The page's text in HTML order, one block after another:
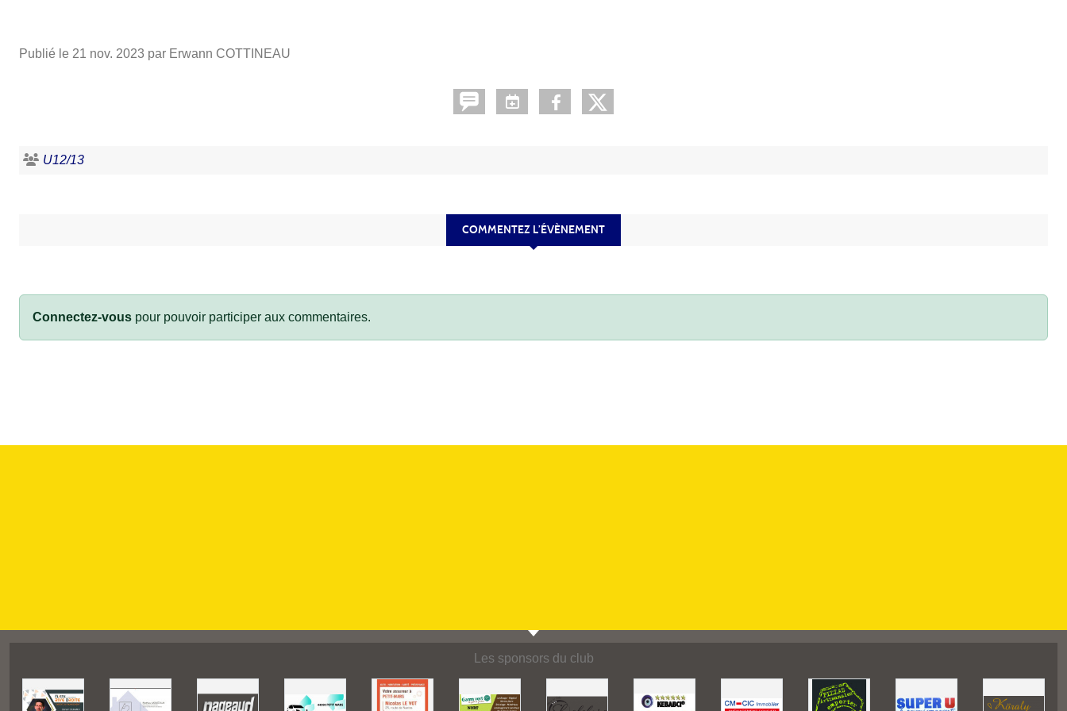
Publié le 21 nov. 2023 par Erwann COTTINEAU
U12/13
COMMENTEZ L’ÉVÈNEMENT
Connectez-vous pour pouvoir participer aux commentaires.
Les sponsors du club